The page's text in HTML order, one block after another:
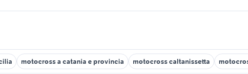
motocross a catania e provincia motocross caltanissetta